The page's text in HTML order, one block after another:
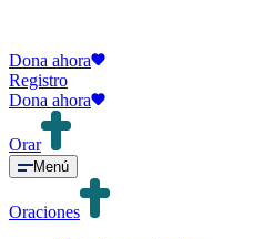
Dona ahora
Registro
Dona ahora
Orar
Menú
Oraciones